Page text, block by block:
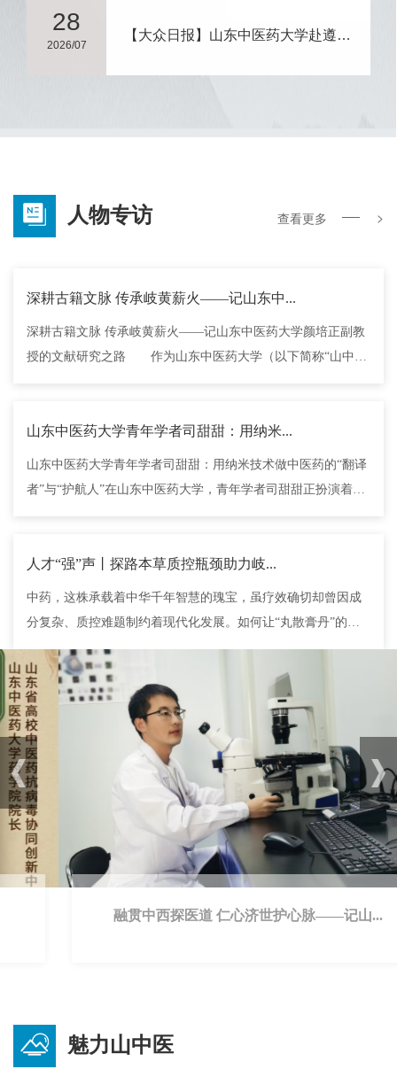
28
2026/07
【大众日报】山东中医药大学赴遵义开展思政实践活动
人物专访 查看更多 >
深耕古籍文脉 传承岐黄薪火——记山东中...
​深耕古籍文脉 传承岐黄薪火——记山东中医药大学颜培正副教
授的文献研究之路 作为山东中医药大学（以下简称“山中
山东中医药大学青年学者司甜甜：用纳米...
​山东中医药大学青年学者司甜甜：用纳米技术做中医药的“翻译
者”与“护航人”在山东中医药大学，青年学者司甜甜正扮演着
人才“强”声丨探路本草质控瓶颈助力岐...
中药，这株承载着中华千年智慧的瑰宝，虽疗效确切却曾因成
分复杂、质控难题制约着现代化发展。如何让“丸散膏丹”的成
分说得...
融贯中西探医道 仁心济世护心脉——记山...
魅力山中医